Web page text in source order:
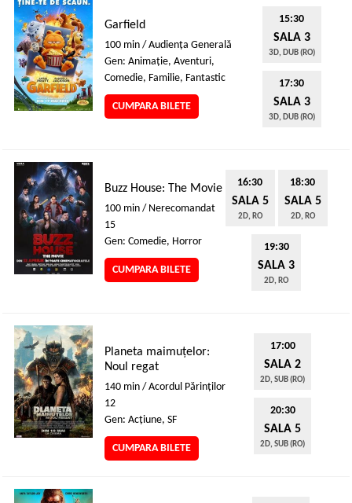
Garfield
100 min / Audienţa Generală
Gen: Animaţie, Aventuri,
Comedie, Familie, Fantastic
CUMPARA BILETE
15:30
SALA 3
3D, DUB (RO)
17:30
SALA 3
3D, DUB (RO)
Buzz House: The Movie
100 min / Nerecomandat
15
Gen: Comedie, Horror
CUMPARA BILETE
16:30
SALA 5
2D, RO
18:30
SALA 5
2D, RO
19:30
SALA 3
2D, RO
Planeta maimuțelor:
Noul regat
140 min / Acordul Părinţilor
12
Gen: Acţiune, SF
CUMPARA BILETE
17:00
SALA 2
2D, SUB (RO)
20:30
SALA 5
2D, SUB (RO)